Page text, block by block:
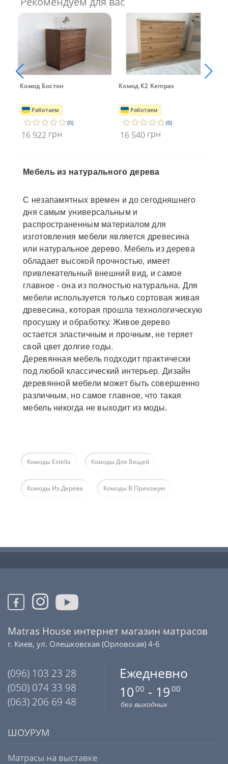
Комод Бостон
Работаем
(0)
16 922 грн
Комод К2 Kempas
Работаем
(0)
16 540 грн
Мебель из натурального дерева
С незапамятных времен и до сегодняшнего
дня самым универсальным и
распространенным материалом для
изготовления мебели является древесина
или натуральное дерево. Мебель из дерева
обладает высокой прочностью, имеет
привлекательный внешний вид, и самое
главное - она из полностью натуральна. Для
мебели используется только сортовая живая
древесина, которая прошла технологическую
просушку и обработку. Живое дерево
остается эластичным и прочным, не теряет
свой цвет долгие годы.
Деревянная мебель подходит практически
под любой классический интерьер. Дизайн
деревянной мебели может быть совершенно
различным, но самое главное, что такая
мебель никогда не выходит из моды.
Комоды Estella Комоды Для Вещей
Комоды Из Дерева Комоды В Прихожую
Matras House интернет магазин матрасов
г. Киев, ул. Олешковская (Орловская) 4-6
(096) 103 23 28
(050) 074 33 98
(063) 206 69 48
Ежедневно
10 00 - 19 00
без выходных
ШОУРУМ
Матрасы на выставке